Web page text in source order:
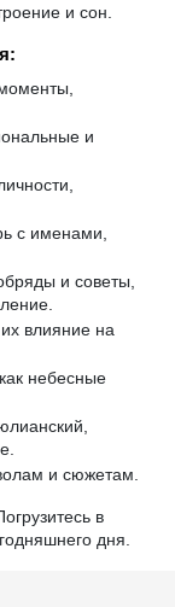
и сон.
и
с именами,
и советы,
влияние на
небесные
и сюжетам.
в
дня.